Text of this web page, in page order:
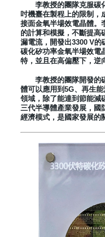
李教授的團隊克服碳
吋機臺在製程上的限制，
接面金氧半場效電晶體。
的計算和模擬，不斷提高
漏電流，開發出3300 V
碳化矽功率金氧半場效電
特，並且在高偏壓下，逆
李教授的團隊開發的
體可以應用到5G、再生
領域，除了能達到節能減
三代半導體產業發展，國
經濟模式，是國家發展的